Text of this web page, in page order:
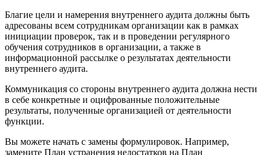
Благие цели и намерения внутреннего аудита должны быть
адресованы всем сотрудникам организации как в рамках
инициации проверок, так и в проведении регулярного
обучения сотрудников в организации, а также в
информационной рассылке о результатах деятельности
внутреннего аудита.
Коммуникация со стороны внутреннего аудита должна нести
в себе конкретные и оцифрованные положительные
результаты, полученные организацией от деятельности
функции.
Вы можете начать с замены формулировок. Например,
замените План устранения недостатков на План